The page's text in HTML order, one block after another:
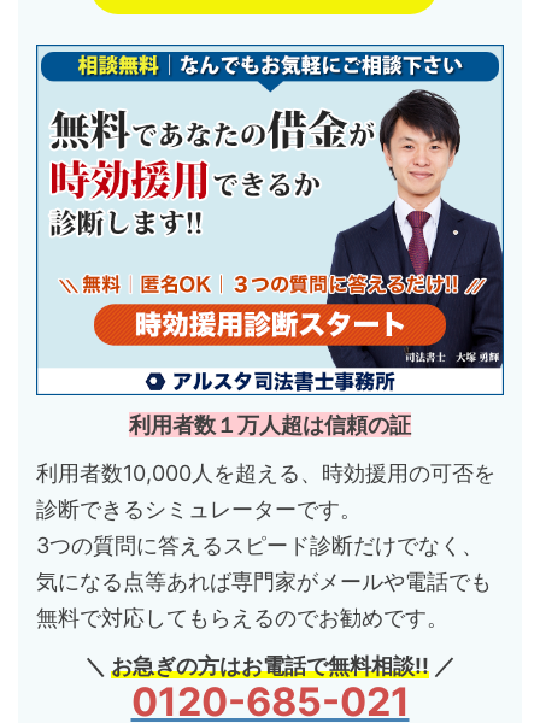
利用者数10,000人を超える、時効援用の可否を
診断できるシミュレーターです。
3つの質問に答えるスピード診断だけでなく、
気になる点等あれば専門家がメールや電話でも
無料で対応してもらえるのでお勧めです。
＼ お急ぎの方はお電話で無料相談!! ／
0120-685-021
利用者数１万人超は信頼の証